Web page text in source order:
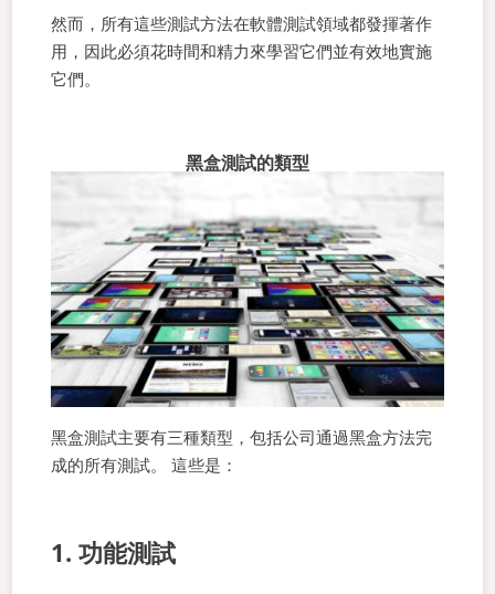
然而，所有這些測試方法在軟體測試領域都發揮著作
用，因此必須花時間和精力來學習它們並有效地實施
它們。
黑盒測試的類型
黑盒測試主要有三種類型，包括公司通過黑盒方法完
成的所有測試。 這些是：
1. 功能測試